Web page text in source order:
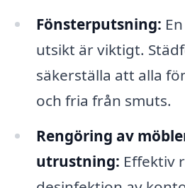
Fönsterputsning:
utsikt är viktigt.
säkerställa att alla
och fria från smuts.
Rengöring av
utrustning: Effektiv